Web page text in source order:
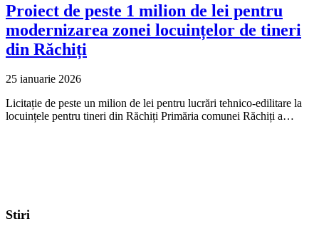
Proiect de peste 1 milion de lei pentru
modernizarea zonei locuințelor de tineri
din Răchiți
25 ianuarie 2026
Licitație de peste un milion de lei pentru lucrări tehnico-edilitare la
locuințele pentru tineri din Răchiți Primăria comunei Răchiți a…
Stiri